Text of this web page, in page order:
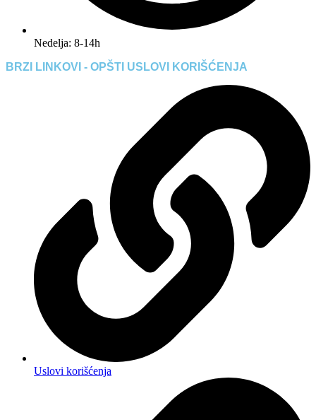
Nedelja: 8-14h
BRZI LINKOVI - OPŠTI USLOVI KORIŠĆENJA
Uslovi korišćenja